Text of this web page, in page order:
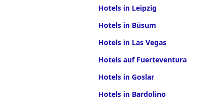
Hotels in Leipzig
Hotels in Büsum
Hotels in Las Vegas
Hotels auf Fuerteventura
Hotels in Goslar
Hotels in Bardolino